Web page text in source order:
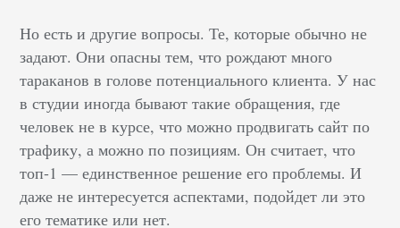
Но есть и другие вопросы. Те, которые обычно не
задают. Они опасны тем, что рождают много
тараканов в голове потенциального клиента. У нас
в студии иногда бывают такие обращения, где
человек не в курсе, что можно продвигать сайт по
трафику, а можно по позициям. Он считает, что
топ-1 — единственное решение его проблемы. И
даже не интересуется аспектами, подойдет ли это
его тематике или нет.